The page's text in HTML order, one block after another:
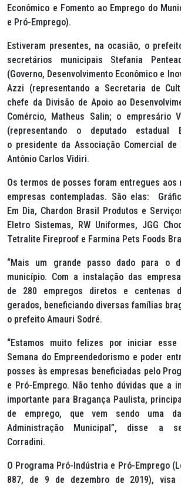
Econômico e Fomento ao Emprego do
e Pró-Emprego).
Estiveram presentes, na ocasião, o
secretários municipais Stefania
(Governo, Desenvolvimento Econômico e
Azzi (representando a Secretaria de
chefe da Divisão de Apoio ao
Comércio, Matheus Salin; o empresário
(representando o deputado estadual
o presidente da Associação Comercial de
Antônio Carlos Vidiri.
Os termos de posses foram entregues aos
empresas contempladas. São elas:
Em Dia, Chardon Brasil Produtos e
Eletro Sistemas, RW Uniformes, JGG
Tetralite Fireproof e Farmina Pets Foods
“Mais um grande passo dado para o
município. Com a instalação das
de 280 empregos diretos e centenas
gerados, beneficiando diversas famílias
o prefeito Amauri Sodré.
“Estamos muito felizes por iniciar esse
Semana do Empreendedorismo e poder
posses às empresas beneficiadas pelo
e Pró-Emprego. Não tenho dúvidas que a
importante para Bragança Paulista,
de emprego, que vem sendo uma
Administração Municipal”, disse a
Corradini.
O Programa Pró-Indústria e Pró-Emprego
887, de 9 de dezembro de 2019), visa